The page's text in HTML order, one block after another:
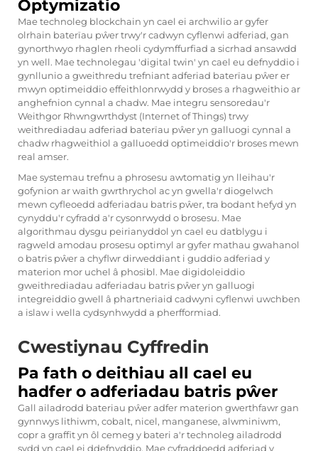
Optymizatio
Mae technoleg blockchain yn cael ei archwilio ar gyfer
olrhain baterïau pŵer trwy'r cadwyn cyflenwi adferiad, gan
gynorthwyo rhaglen rheoli cydymffurfiad a sicrhad ansawdd
yn well. Mae technolegau 'digital twin' yn cael eu defnyddio i
gynllunio a gweithredu trefniant adferiad baterïau pŵer er
mwyn optimeiddio effeithlonrwydd y broses a rhagweithio ar
anghefnion cynnal a chadw. Mae integru sensoredau'r
Weithgor Rhwngwrthdyst (Internet of Things) trwy
weithrediadau adferiad baterïau pŵer yn galluogi cynnal a
chadw rhagweithiol a galluoedd optimeiddio'r broses mewn
real amser.
Mae systemau trefnu a phrosesu awtomatig yn lleihau'r
gofynion ar waith gwrthrychol ac yn gwella'r diogelwch
mewn cyfleoedd adferiadau batris pŵer, tra bodant hefyd yn
cynyddu'r cyfradd a'r cysonrwydd o brosesu. Mae
algorithmau dysgu peirianyddol yn cael eu datblygu i
ragweld amodau prosesu optimyl ar gyfer mathau gwahanol
o batris pŵer a chyflwr dirweddiant i guddio adferiad y
materion mor uchel â phosibl. Mae digidoleiddio
gweithrediadau adferiadau batris pŵer yn galluogi
integreiddio gwell â phartneriaid cadwyni cyflenwi uwchben
a islaw i wella cydsynhwydd a pherfformiad.
Cwestiynau Cyffredin
Pa fath o deithiau all cael eu
hadfer o adferiadau batris pŵer
Gall ailadrodd bateriau pŵer adfer materion gwerthfawr gan
gynnwys lithiwm, cobalt, nicel, manganese, alwminiwm,
copr a graffit yn ôl cemeg y bateri a'r technoleg ailadrodd
sydd yn cael ei ddefnyddio. Mae cyfraddoedd adferiad y